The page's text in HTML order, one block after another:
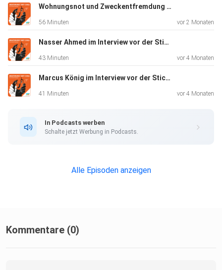
erzählen lässt. Außerdem blicken wir auf aktuelle Themen:
den
Strafgerichtshofs in Den Haag und – abseits von
Völkerrecht – den
Wohnungsnot und Zweckentfremdung in Nürnberg
56 Minuten vor 2 Monaten
Nasser Ahmed im Interview vor der Stichwahl
43 Minuten vor 4 Monaten
Marcus König im Interview vor der Stichwahl
41 Minuten vor 4 Monaten
In Podcasts werben
Schalte jetzt Werbung in Podcasts.
Alle Episoden anzeigen
Kommentare (0)